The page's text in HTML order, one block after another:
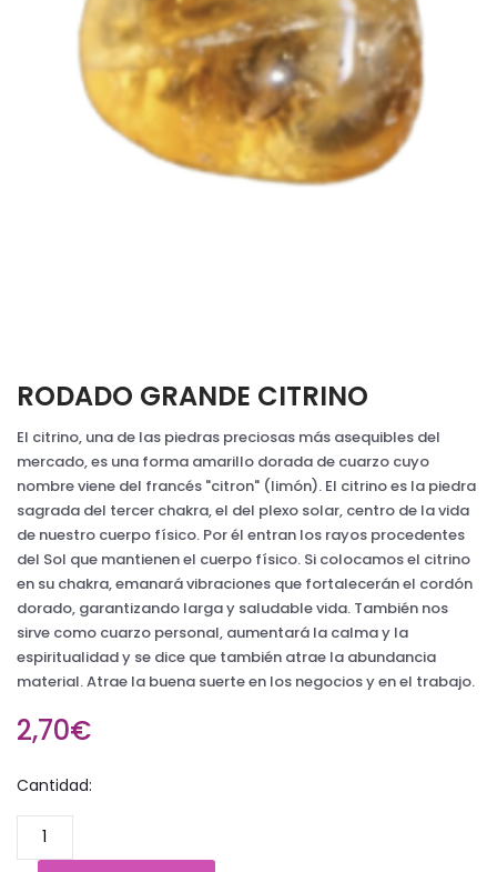
RODADO GRANDE CITRINO
El citrino, una de las piedras preciosas más asequibles del
mercado, es una forma amarillo dorada de cuarzo cuyo
nombre viene del francés "citron" (limón). El citrino es la piedra
sagrada del tercer chakra, el del plexo solar, centro de la vida
de nuestro cuerpo físico. Por él entran los rayos procedentes
del Sol que mantienen el cuerpo físico. Si colocamos el citrino
en su chakra, emanará vibraciones que fortalecerán el cordón
dorado, garantizando larga y saludable vida. También nos
sirve como cuarzo personal, aumentará la calma y la
espiritualidad y se dice que también atrae la abundancia
material. Atrae la buena suerte en los negocios y en el trabajo.
2,70€
Cantidad: